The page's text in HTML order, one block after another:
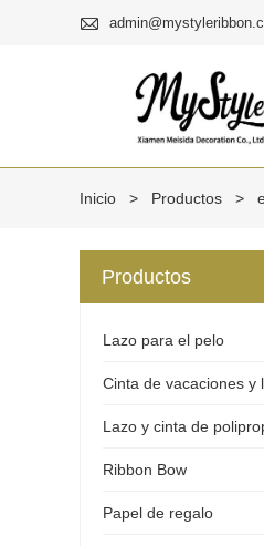

Inicio > Productos >
Productos
Lazo para el pelo
Cinta de vacaciones y
Lazo y cinta de
Ribbon Bow
Papel de regalo